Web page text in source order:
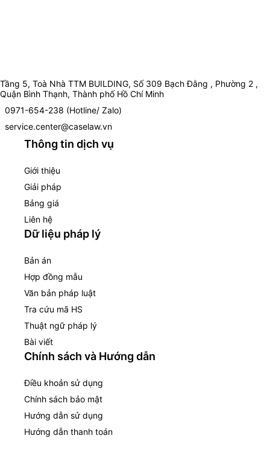
Tầng 5, Toà Nhà TTM BUILDING, Số 309 Bạch Đằng , Phường 2 ,
Quận Bình Thạnh, Thành phố Hồ Chí Minh
0971-654-238 (Hotline/ Zalo)
service.center@caselaw.vn
Thông tin dịch vụ
Giới thiệu
Giải pháp
Bảng giá
Liên hệ
Dữ liệu pháp lý
Bản án
Hợp đồng mẫu
Văn bản pháp luật
Tra cứu mã HS
Thuật ngữ pháp lý
Bài viết
Chính sách và Hướng dẫn
Điều khoản sử dụng
Chính sách bảo mật
Hướng dẫn sử dụng
Hướng dẫn thanh toán